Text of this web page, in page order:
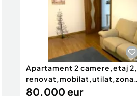
Apartament 2 camere,etaj 2,
renovat,mobilat,utilat,zona
Centrala ITM
80.000 eur